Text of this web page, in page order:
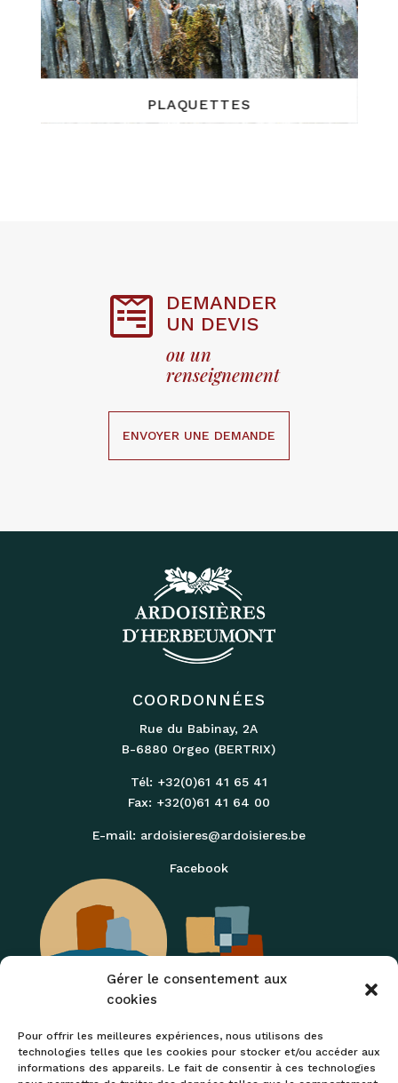
Gérer le consentement aux
cookies
Pour offrir les meilleures expériences, nous utilisons des
technologies telles que les cookies pour stocker et/ou accéder aux
informations des appareils. Le fait de consentir à ces technologies
PLAQUETTES

DEMANDER
UN DEVIS
ou un
renseignement
ENVOYER UNE DEMANDE
COORDONNÉES
Rue du Babinay‚ 2A
B-6880 Orgeo (BERTRIX)
Tél: +32(0)61 41 65 41
Fax: +32(0)61 41 64 00
E-mail: ardoisieres@ardoisieres.be
Facebook